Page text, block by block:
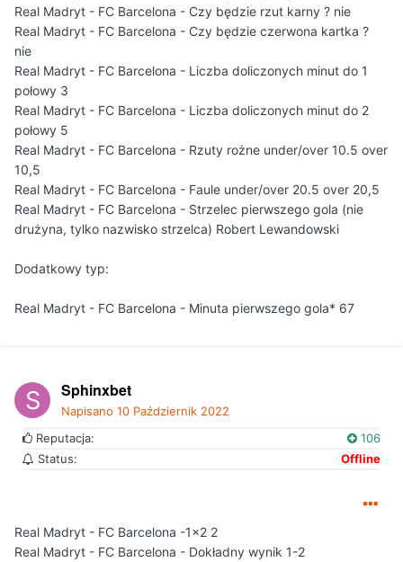
Real Madryt - FC Barcelona - Czy będzie rzut karny ? nie
Real Madryt - FC Barcelona - Czy będzie czerwona kartka ?
nie
Real Madryt - FC Barcelona - Liczba doliczonych minut do 1
połowy 3
Real Madryt - FC Barcelona - Liczba doliczonych minut do 2
połowy 5
Real Madryt - FC Barcelona - Rzuty rożne under/over 10.5 over
10,5
Real Madryt - FC Barcelona - Faule under/over 20.5 over 20,5
Real Madryt - FC Barcelona - Strzelec pierwszego gola (nie
drużyna, tylko nazwisko strzelca) Robert Lewandowski
Dodatkowy typ:
Real Madryt - FC Barcelona - Minuta pierwszego gola* 67
Sphinxbet
Napisano 10 Październik 2022
Reputacja:
106
Status:
Offline
Real Madryt - FC Barcelona -1x2 2
Real Madryt - FC Barcelona - Dokładny wynik 1-2